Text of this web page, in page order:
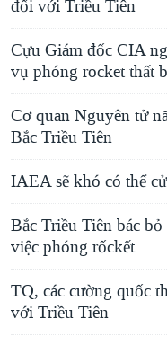
đối với Triều Tiên
Cựu Giám đốc CIA
vụ phóng rocket thất
Cơ quan Nguyên tử
Bắc Triều Tiên
IAEA sẽ khó có thể
Bắc Triều Tiên bác
việc phóng rốckết
TQ, các cường quốc
với Triều Tiên